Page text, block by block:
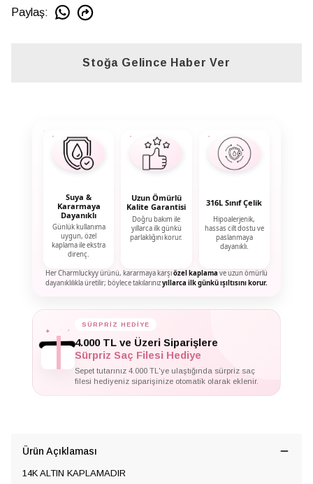
Paylaş:
Stoğa Gelince Haber Ver
Suya &
Kararmaya
Dayanıklı
Günlük kullanıma
uygun, özel
kaplama ile ekstra
direnç.
Uzun Ömürlü
Kalite Garantisi
Doğru bakım ile
yıllarca ilk günkü
parlaklığını korur.
316L Sınıf Çelik
Hipoalerjenik,
hassas cilt dostu ve
paslanmaya
dayanıklı.
Her Charmluckyy ürünü, kararmaya karşıözel kaplama ve uzun ömürlü
dayanıklılıkla üretilir; böylece takılarınızyıllarca ilk günkü ışıltısını korur.
✦ SÜRPRİZ HEDİYE
4.000 TL ve Üzeri Siparişlere
Sürpriz Saç Filesi Hediye
Sepet tutarınız 4.000 TL'ye ulaştığında sürpriz saç
filesi hediyeniz siparişinize otomatik olarak eklenir.
Ürün Açıklaması
14K ALTIN KAPLAMADIR